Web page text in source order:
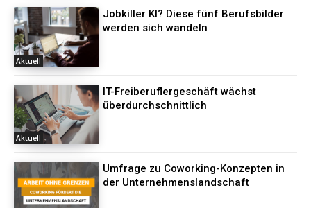
Aktuell
Jobkiller KI? Diese fünf Berufsbilder
werden sich wandeln
Aktuell
IT-Freiberuflergeschäft wächst
überdurchschnittlich
Umfrage zu Coworking-Konzepten in
der Unternehmenslandschaft